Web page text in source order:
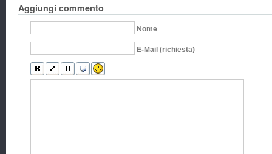
Aggiungi commento
Nome
E-Mail (richiesta)